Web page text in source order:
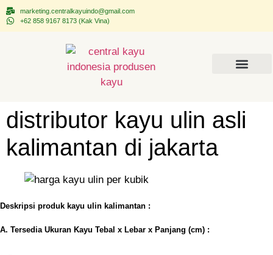
marketing.centralkayuindo@gmail.com
+62 858 9167 8173 (Kak Vina)
distributor kayu ulin asli
kalimantan di jakarta
Deskripsi produk kayu ulin kalimantan :
A. Tersedia Ukuran Kayu Tebal x Lebar x Panjang (cm) :